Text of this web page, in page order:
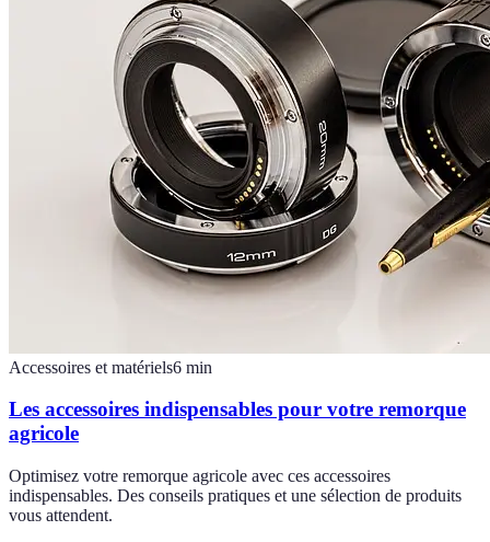
Accessoires et matériels6 min
Les accessoires indispensables pour votre remorque
agricole
Optimisez votre remorque agricole avec ces accessoires
indispensables. Des conseils pratiques et une sélection de produits
vous attendent.